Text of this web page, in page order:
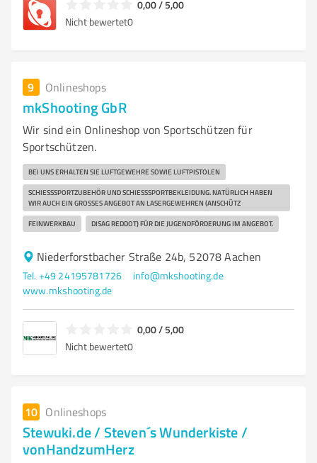
0,00 / 5,00
Nicht bewertet0
9 Onlineshops
mkShooting GbR
Wir sind ein Onlineshop von Sportschützen für
Sportschützen.
BEI UNS ERHALTEN SIE LUFTGEWEHRE SOWIE LUFTPISTOLEN
SCHIESSSPORTZUBEHÖR UND SCHIESSSPORTBEKLEIDUNG. NATÜRLICH HABEN WI
R AUCH EIN GROSSES ANGEBOT AN LASERGEWEHREN (ANSCHÜTZ
FEINWERKBAU DISAG REDDOT) FÜR DIE JUGENDFÖRDERUNG IM ANGEBOT.
Niederforstbacher Straße 24b, 52078 Aachen
Tel. +49 24195781726
info@mkshooting.de
www.mkshooting.de
0,00 / 5,00
Nicht bewertet0
10 Onlineshops
Stewuki.de / Steven´s Wunderkiste /
vonHandzumHerz